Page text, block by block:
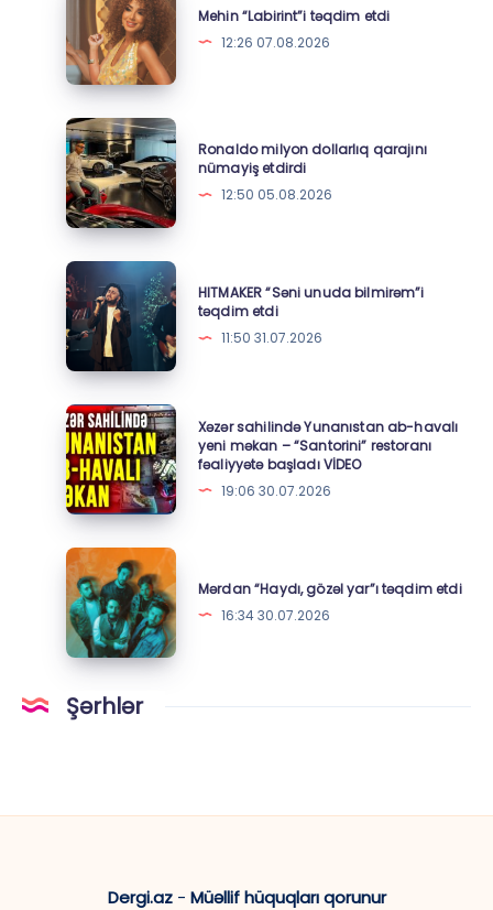
“Labirint”i
təqdim
etdi
Mehin “Labirint”i təqdim etdi
12:26 07.08.2026
Ronaldo
milyon
dollarlıq
qarajını
nümayiş
etdirdi
Ronaldo milyon dollarlıq qarajını
nümayiş etdirdi
12:50 05.08.2026
HITMAKER
“Səni
unuda
bilmirəm”i
təqdim
etdi
HITMAKER “Səni unuda bilmirəm”i
təqdim etdi
11:50 31.07.2026
Xəzər
sahilində
Yunanıstan
ab-
havalı
yeni
məkan
–
“Santorini”
restoranı
fəaliyyətə
başladı
Xəzər sahilində Yunanıstan ab-havalı
yeni məkan – “Santorini” restoranı
fəaliyyətə başladı VİDEO
19:06 30.07.2026
Mərdan
“Haydı,
gözəl
yar”ı
təqdim
etdi
Mərdan “Haydı, gözəl yar”ı təqdim etdi
16:34 30.07.2026
Şərhlər
Dergi.az- Müəllif hüquqları qorunur